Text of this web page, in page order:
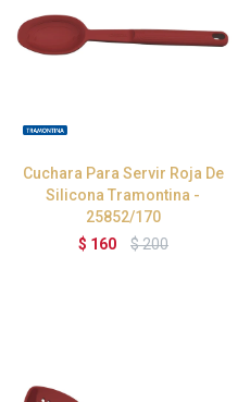
Cuchara Para Servir Roja De
Silicona Tramontina -
25852/170
$ 160 $200